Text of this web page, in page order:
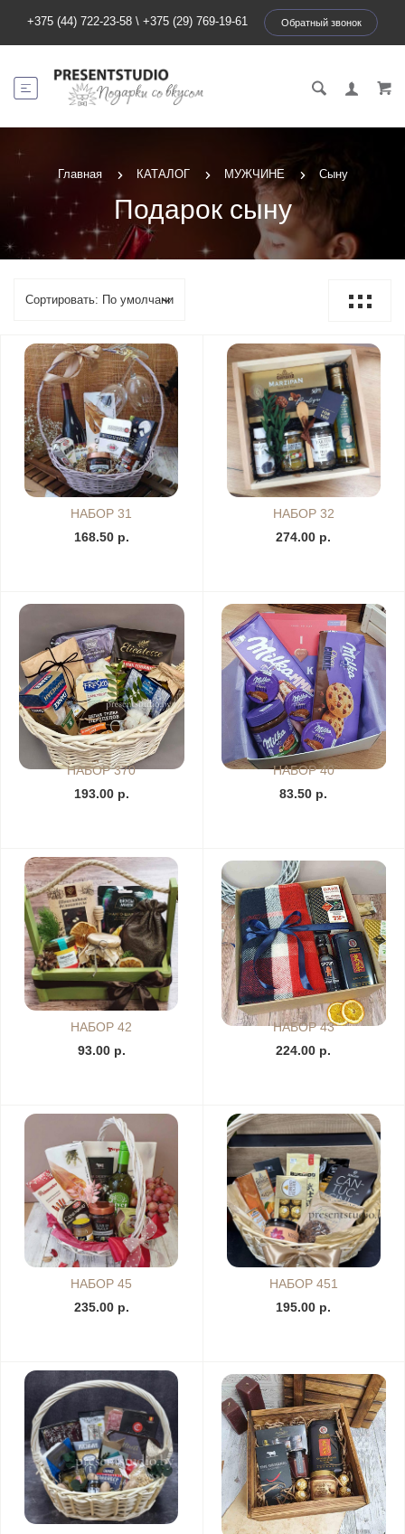
+375 (44) 722-23-58 \ +375 (29) 769-19-61 Обратный звонок
Главная КАТАЛОГ МУЖЧИНЕ Сыну
Подарок сыну
НАБОР 31
168.50 р.
НАБОР 32
274.00 р.
НАБОР 370
193.00 р.
НАБОР 40
83.50 р.
НАБОР 42
93.00 р.
НАБОР 43
224.00 р.
НАБОР 45
235.00 р.
НАБОР 451
195.00 р.